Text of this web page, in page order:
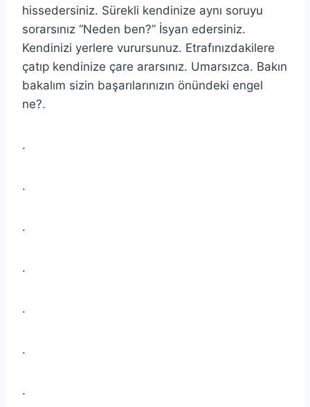
hissedersiniz. Sürekli kendinize aynı soruyu
sorarsınız “Neden ben?” İsyan edersiniz.
Kendinizi yerlere vurursunuz. Etrafınızdakilere
çatıp kendinize çare ararsınız. Umarsızca. Bakın
bakalım sizin başarılarınızın önündeki engel
ne?.
.
.
.
.
.
.
.